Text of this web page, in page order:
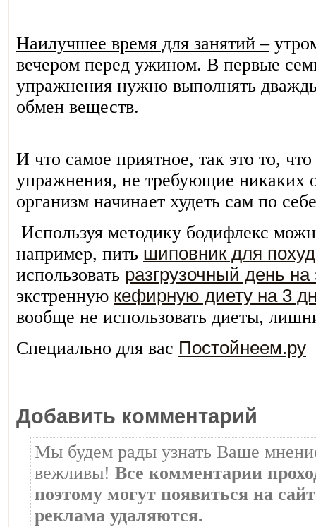
Наилучшее время для занятий –
вечером перед ужином. В первые
упражнения нужно выполнять
обмен веществ.
И что самое приятное, так это то,
упражнения, не требующие никаких
организм начинает худеть сам по
Используя методику бодифлекс
например, пить шиповник для
использовать разгрузочный день
экстренную кефирную диету на 3
вообще не использовать диеты,
Специально для вас Постойнеем.ру
Добавить комментарий
Мы будем рады узнать Ваше
вежливы! Все комментарии
поэтому могут появиться на
реклама удаляются.